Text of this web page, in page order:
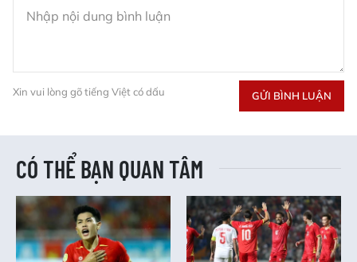
Xin vui lòng gõ tiếng Việt có dấu GỬI BÌNH LUẬN
CÓ THỂ BẠN QUAN TÂM